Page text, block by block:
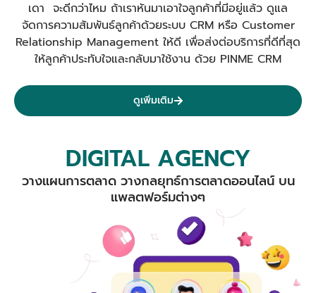
เดา จะดีกว่าไหม ถ้าเราหันมาเอาใจลูกค้าที่มีอยู่แล้ว ดูแล
จัดการความสัมพันธ์ลูกค้าด้วยระบบ CRM หรือ Customer
Relationship Management ให้ดี เพื่อส่งต่อบริการที่ดีที่สุด
ให้ลูกค้าประทับใจและกลับมาใช้งาน ด้วย PINME CRM
ดูเพิ่มเติม
DIGITAL AGENCY
วางแผนการตลาด วางกลยุทธ์การตลาดออนไลน์ บน
แพลตฟอร์มต่างๆ